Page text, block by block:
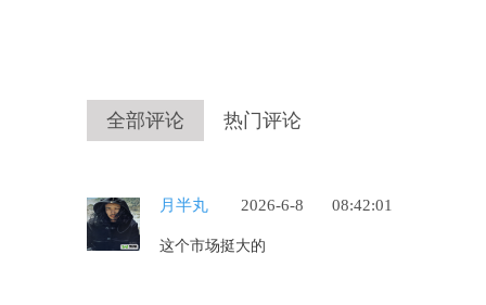
全部评论 热门评论
月半丸 2026-6-8 08:42:01
这个市场挺大的